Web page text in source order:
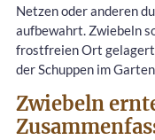
Netzen oder anderen
aufbewahrt. Zwiebeln
frostfreien Ort gelagert
der Schuppen im
Zwiebeln